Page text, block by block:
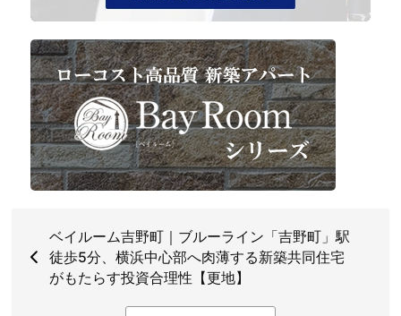
ベイルーム吉野町｜ブルーライン「吉野町」駅
徒歩5分、横浜中心部へ肉薄する新築共同住宅
がもたらす投資合理性【更地】